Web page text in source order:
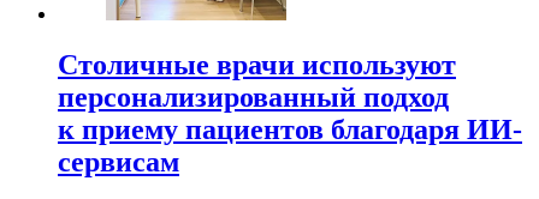
Столичные врачи используют
персонализированный подход
к приему пациентов благодаря ИИ-
сервисам